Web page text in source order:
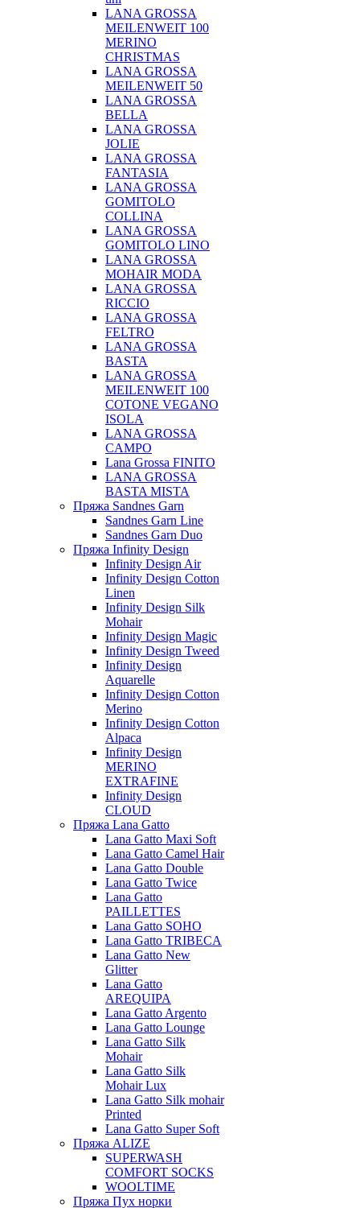
LANA GROSSA
MEILENWEIT 100
MERINO
CHRISTMAS
LANA GROSSA
MEILENWEIT 50
LANA GROSSA
BELLA
LANA GROSSA
JOLIE
LANA GROSSA
FANTASIA
LANA GROSSA
GOMITOLO
COLLINA
LANA GROSSA
GOMITOLO LINO
LANA GROSSA
MOHAIR MODA
LANA GROSSA
RICCIO
LANA GROSSA
FELTRO
LANA GROSSA
BASTA
LANA GROSSA
MEILENWEIT 100
COTONE VEGANO
ISOLA
LANA GROSSA
CAMPO
Lana Grossa FINITO
LANA GROSSA
BASTA MISTA
Пряжа Sandnes Garn
Sandnes Garn Line
Sandnes Garn Duo
Пряжа Infinity Design
Infinity Design Air
Infinity Design Cotton
Linen
Infinity Design Silk
Mohair
Infinity Design Magic
Infinity Design Tweed
Infinity Design
Aquarelle
Infinity Design Cotton
Merino
Infinity Design Cotton
Alpaca
Infinity Design
MERINO
EXTRAFINE
Infinity Design
CLOUD
Пряжа Lana Gatto
Lana Gatto Maxi Soft
Lana Gatto Camel Hair
Lana Gatto Double
Lana Gatto Twice
Lana Gatto
PAILLETTES
Lana Gatto SOHO
Lana Gatto TRIBECA
Lana Gatto New
Glitter
Lana Gatto
AREQUIPA
Lana Gatto Argento
Lana Gatto Lounge
Lana Gatto Silk
Mohair
Lana Gatto Silk
Mohair Lux
Lana Gatto Silk mohair
Printed
Lana Gatto Super Soft
Пряжа ALIZE
SUPERWASH
COMFORT SOCKS
WOOLTIME
Пряжа Пух норки